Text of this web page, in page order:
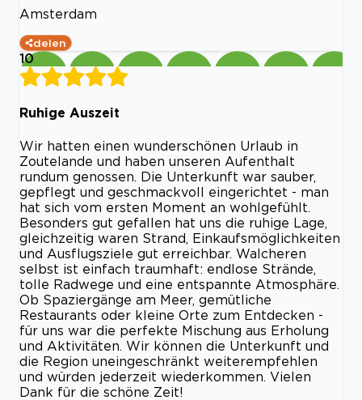
Amsterdam
delen
10
Ruhige Auszeit
Wir hatten einen wunderschönen Urlaub in
Zoutelande und haben unseren Aufenthalt
rundum genossen. Die Unterkunft war sauber,
gepflegt und geschmackvoll eingerichtet - man
hat sich vom ersten Moment an wohlgefühlt.
Besonders gut gefallen hat uns die ruhige Lage,
gleichzeitig waren Strand, Einkaufsmöglichkeiten
und Ausflugsziele gut erreichbar. Walcheren
selbst ist einfach traumhaft: endlose Strände,
tolle Radwege und eine entspannte Atmosphäre.
Ob Spaziergänge am Meer, gemütliche
Restaurants oder kleine Orte zum Entdecken -
für uns war die perfekte Mischung aus Erholung
und Aktivitäten. Wir können die Unterkunft und
die Region uneingeschränkt weiterempfehlen
und würden jederzeit wiederkommen. Vielen
Dank für die schöne Zeit!